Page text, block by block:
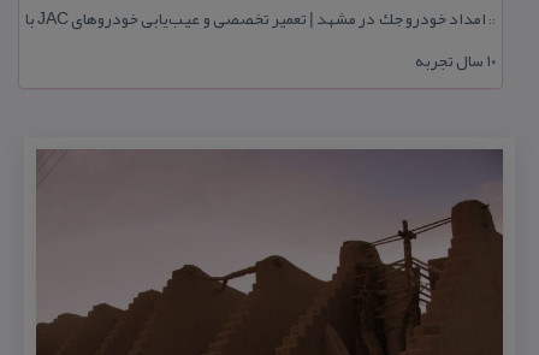
::
امداد خودرو جك در مشهد | تعمیر تخصصی و عیب‌یابی خودروهای JAC با
۱۰ سال تجربه